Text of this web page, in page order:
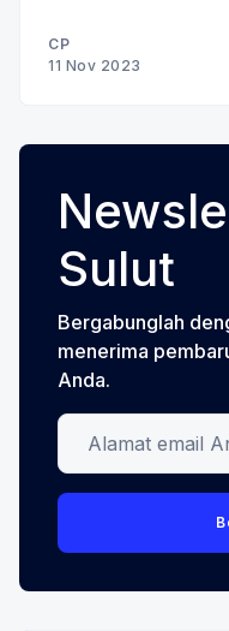
Indonesia Prof.
CP
11 Nov 2023
Sulut
Bergabunglah
menerima
Anda.
Alamat email Anda